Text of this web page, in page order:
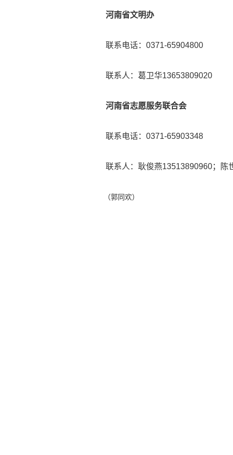
河南省文明办
联系电话：0371-65904800
联系人：葛卫华13653809020
河南省志愿服务联合会
联系电话：0371-65903348
联系人：耿俊燕13513890960；陈
（郭同欢）